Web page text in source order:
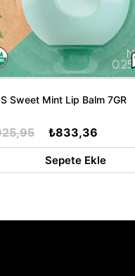
Sweet Mint Lip Balm 7GR
₺833,36
Sepete Ekle